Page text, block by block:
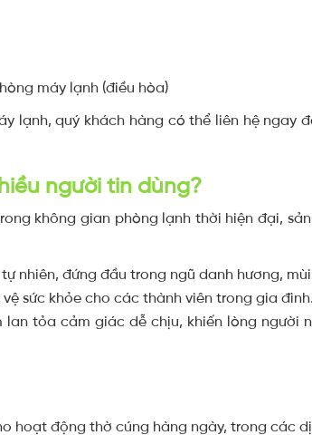
máy lạnh (điều hòa)
lạnh, quý khách hàng có thể liên hệ ngay
người tin dùng?
không gian phòng lạnh thời hiện đại,
nhiên, đứng đầu trong ngũ danh hương,
sức khỏe cho các thành viên trong gia đình.
lan tỏa cảm giác dễ chịu, khiến lòng người
hoạt động thờ cúng hàng ngày, trong các